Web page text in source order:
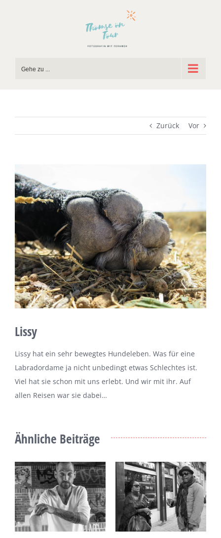
Gehe zu ...
Zurück Vor
grösseres
Bild
Lissy
Lissy hat ein sehr bewegtes Hundeleben. Was für eine
Labradordame ja nicht unbedingt etwas Schlechtes ist.
Viel hat sie schon mit uns erlebt. Und wir mit ihr. Auf
allen Reisen war sie dabei…
Ähnliche Beiträge